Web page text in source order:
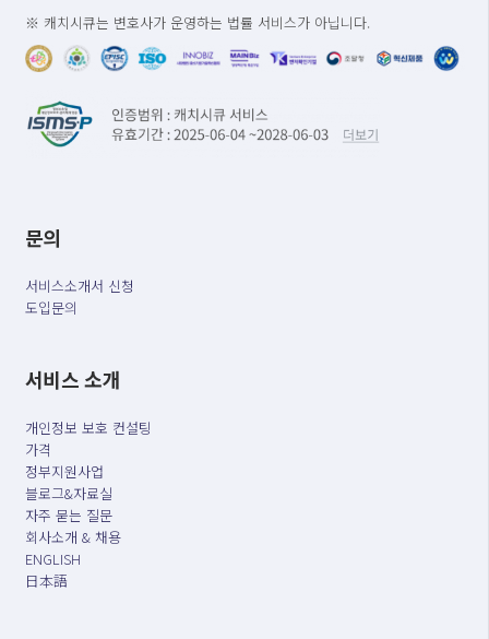
※ 캐치시큐는 변호사가 운영하는 법률 서비스가 아닙니다.
문의
서비스소개서 신청
도입문의
서비스 소개
개인정보 보호 컨설팅
가격
정부지원사업
블로그&자료실
자주 묻는 질문
회사소개 & 채용
ENGLISH
日本語